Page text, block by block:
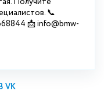
📞
📩 info@bmw-
VK